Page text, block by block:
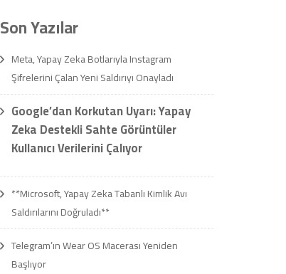
Son Yazılar
Meta, Yapay Zeka Botlarıyla Instagram
Şifrelerini Çalan Yeni Saldırıyı Onayladı
Google’dan Korkutan Uyarı: Yapay
Zeka Destekli Sahte Görüntüler
Kullanıcı Verilerini Çalıyor
**Microsoft, Yapay Zeka Tabanlı Kimlik Avı
Saldırılarını Doğruladı**
Telegram’ın Wear OS Macerası Yeniden
Başlıyor